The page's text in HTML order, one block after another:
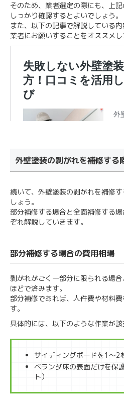
そのため、業者選定の際にも、上
しっかり確認するとよいでしょう。
また、以下の記事で解説している
業者にお願いすることをオススメし
外壁塗装の剥がれを補修する
続いて、外壁塗装の剥がれを補修
しょう。
部分補修する場合と全面補修する
ぞれ解説していきます。
部分補修する場合の費用相場
剥がれがごく一部分に限られる場
ほどで済みます。
部分補修であれば、人件費や材料
す。
具体的には、以下のような作業が該
サイディングボードを1～2
ベランダ床の表面だけを保
ト）